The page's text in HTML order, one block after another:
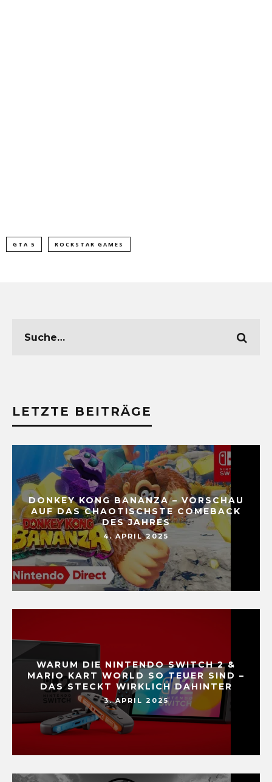
GTA 5 ROCKSTAR GAMES
LETZTE BEITRÄGE
DONKEY KONG BANANZA – VORSCHAU
AUF DAS CHAOTISCHSTE COMEBACK
DES JAHRES
4. APRIL 2025
WARUM DIE NINTENDO SWITCH 2 &
MARIO KART WORLD SO TEUER SIND –
DAS STECKT WIRKLICH DAHINTER
3. APRIL 2025